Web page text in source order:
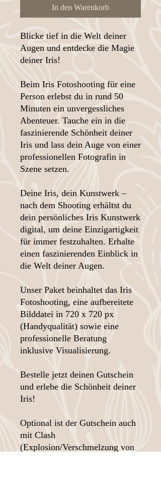
In den Warenkorb
Blicke tief in die Welt deiner
Augen und entdecke die Magie
deiner Iris!
Beim Iris Fotoshooting für eine
Person erlebst du in rund 50
Minuten ein unvergessliches
Abenteuer. Tauche ein in die
faszinierende Schönheit deiner
Iris und lass dein Auge von einer
professionellen Fotografin in
Szene setzen.
Deine Iris, dein Kunstwerk –
nach dem Shooting erhältst du
dein persönliches Iris Kunstwerk
digital, um deine Einzigartigkeit
für immer festzuhalten. Erhalte
einen faszinierenden Einblick in
die Welt deiner Augen.
Unser Paket beinhaltet das Iris
Fotoshooting, eine aufbereitete
Bilddatei in 720 x 720 px
(Handyqualität) sowie eine
professionelle Beratung
inklusive Visualisierung.
Bestelle jetzt deinen Gutschein
und erlebe die Schönheit deiner
Iris!
Optional ist der Gutschein auch
mit Clash
(Explosion/Verschmelzung von